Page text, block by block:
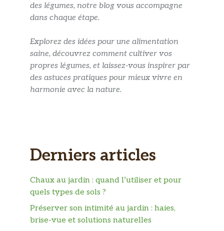
des légumes, notre blog vous accompagne
dans chaque étape.
Explorez des idées pour une alimentation
saine, découvrez comment cultiver vos
propres légumes, et laissez-vous inspirer par
des astuces pratiques pour mieux vivre en
harmonie avec la nature.
Derniers articles
Chaux au jardin : quand l’utiliser et pour
quels types de sols ?
Préserver son intimité au jardin : haies,
brise-vue et solutions naturelles